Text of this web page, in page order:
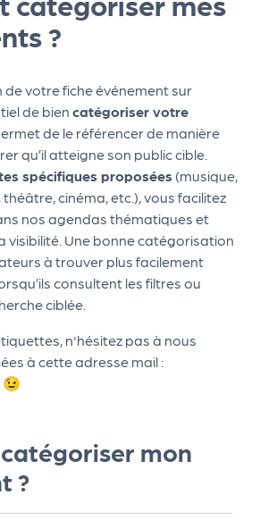
?
votre fiche événement sur
de bien catégoriser votre
de le référencer de manière
qu’il atteigne son public cible.
spécifiques proposées (musique,
cinéma, etc.), vous facilitez
nos agendas thématiques et
visibilité. Une bonne catégorisation
à trouver plus facilement
consultent les filtres ou
ciblée.
n'hésitez pas à nous
à cette adresse mail :
😉
mon
?